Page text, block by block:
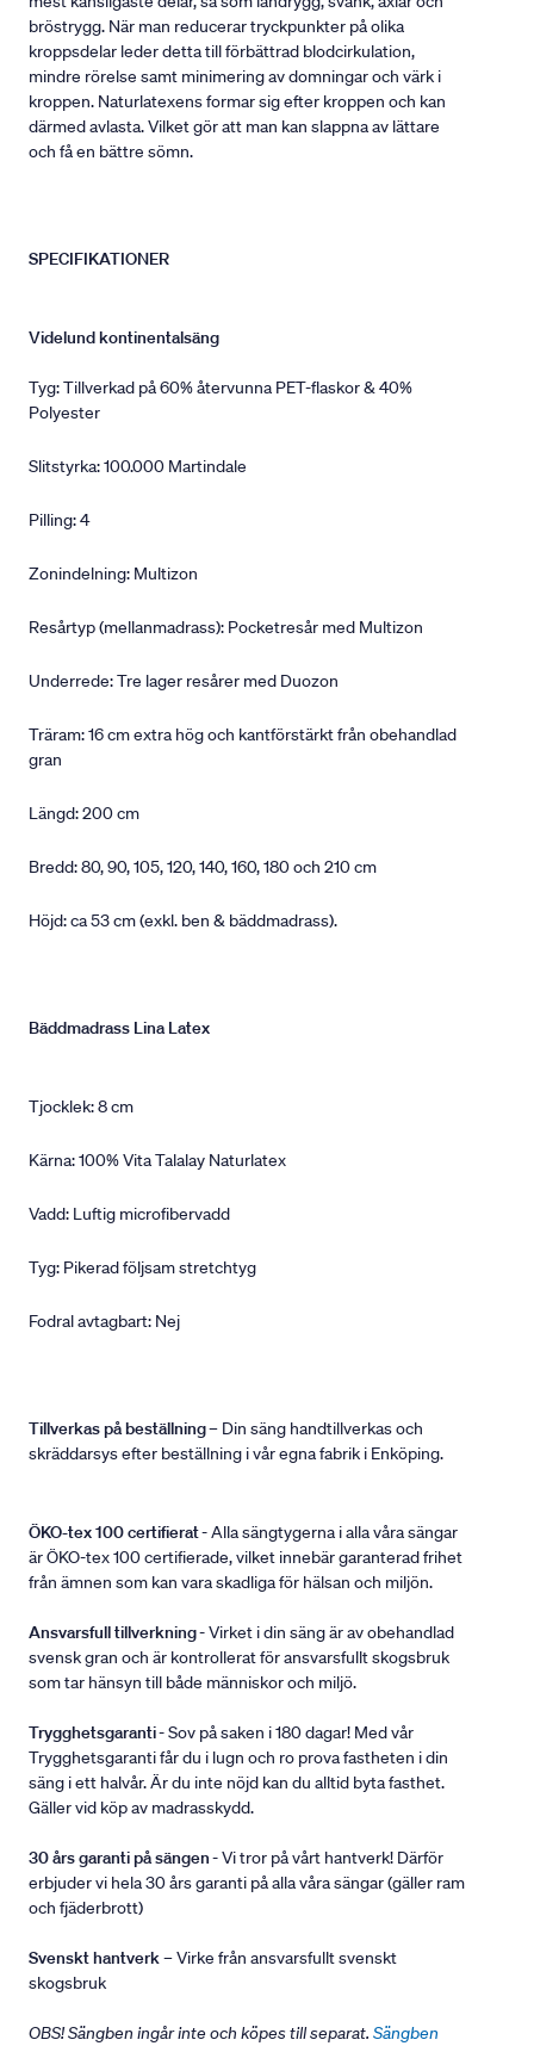
bröstrygg. När man reducerar tryckpunkter på olika
kroppsdelar leder detta till förbättrad blodcirkulation,
mindre rörelse samt minimering av domningar och värk i
kroppen. Naturlatexens formar sig efter kroppen och kan
därmed avlasta. Vilket gör att man kan slappna av lättare
och få en bättre sömn.
SPECIFIKATIONER
Videlund kontinentalsäng
Tyg: Tillverkad på 60% återvunna PET-flaskor & 40%
Polyester
Slitstyrka: 100.000 Martindale
Pilling: 4
Zonindelning: Multizon
Resårtyp (mellanmadrass): Pocketresår med Multizon
Underrede: Tre lager resårer med Duozon
Träram: 16 cm extra hög och kantförstärkt från obehandlad
gran
Längd: 200 cm
Bredd: 80, 90, 105, 120, 140, 160, 180 och 210 cm
Höjd: ca 53 cm (exkl. ben & bäddmadrass).
Bäddmadrass Lina Latex
Tjocklek: 8 cm
Kärna: 100% Vita Talalay Naturlatex
Vadd: Luftig microfibervadd
Tyg: Pikerad följsam stretchtyg
Fodral avtagbart: Nej
Tillverkas på beställning– Din säng handtillverkas och
skräddarsys efter beställning i vår egna fabrik i Enköping.
ÖKO-tex 100 certifierat- Alla sängtygerna i alla våra sängar
är ÖKO-tex 100 certifierade, vilket innebär garanterad frihet
från ämnen som kan vara skadliga för hälsan och miljön.
Ansvarsfull tillverkning- Virket i din säng är av obehandlad
svensk gran och är kontrollerat för ansvarsfullt skogsbruk
som tar hänsyn till både människor och miljö.
Trygghetsgaranti- Sov på saken i 180 dagar! Med vår
Trygghetsgaranti får du i lugn och ro prova fastheten i din
säng i ett halvår. Är du inte nöjd kan du alltid byta fasthet.
Gäller vid köp av madrasskydd.
30 års garanti på sängen- Vi tror på vårt hantverk! Därför
erbjuder vi hela 30 års garanti på alla våra sängar (gäller ram
och fjäderbrott)
Svenskt hantverk– Virke från ansvarsfullt svenskt
skogsbruk
OBS! Sängben ingår inte och köpes till separat. Sängben